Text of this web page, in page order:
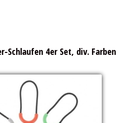
Schlaufen 4er Set, div. Farben